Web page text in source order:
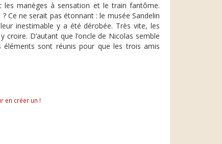
les manèges à sensation et le train fantôme.
Ce ne serait pas étonnant : le musée Sandelin
inestimable y a été dérobée. Très vite, les
D’autant que l’oncle de Nicolas semble
sont réunis pour que les trois amis
en créer un !